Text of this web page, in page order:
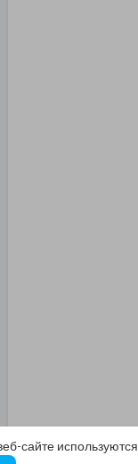
сайте